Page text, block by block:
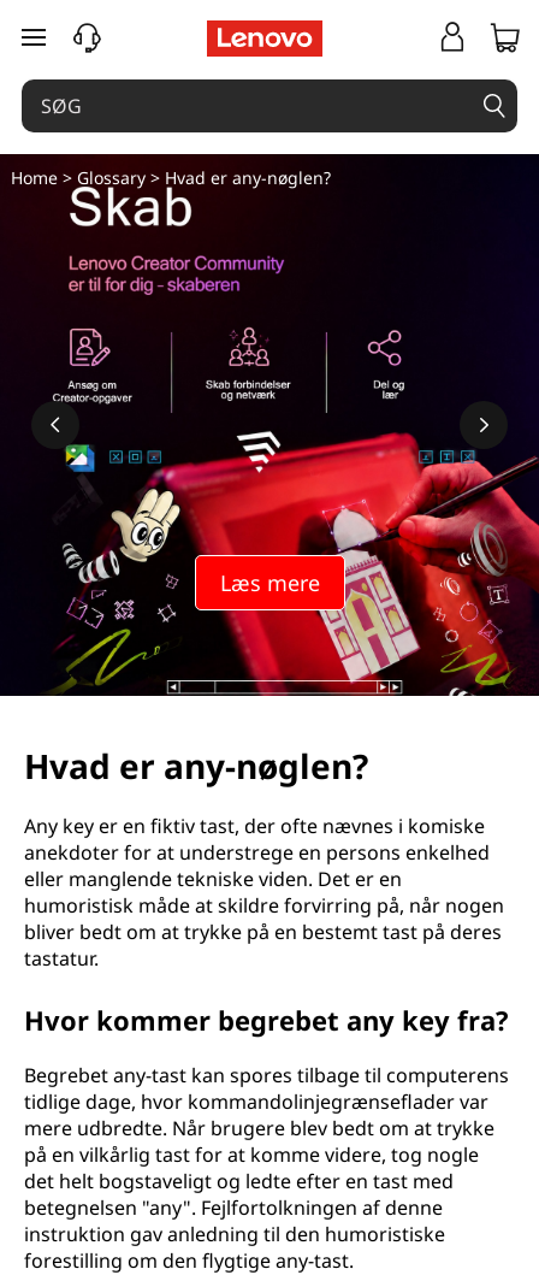
H
a
d
t
spring til hovedindhold
Læs mere
Home> Glossary> Hvad er any-nøglen?
Hvad er any-nøglen?
Any key er en fiktiv tast, der ofte nævnes i komiske
anekdoter for at understrege en persons enkelhed
eller manglende tekniske viden. Det er en
humoristisk måde at skildre forvirring på, når nogen
bliver bedt om at trykke på en bestemt tast på deres
tastatur.
Hvor kommer begrebet any key fra?
Begrebet any-tast kan spores tilbage til computerens
tidlige dage, hvor kommandolinjegrænseflader var
mere udbredte. Når brugere blev bedt om at trykke
på en vilkårlig tast for at komme videre, tog nogle
det helt bogstaveligt og ledte efter en tast med
betegnelsen "any". Fejlfortolkningen af denne
instruktion gav anledning til den humoristiske
forestilling om den flygtige any-tast.